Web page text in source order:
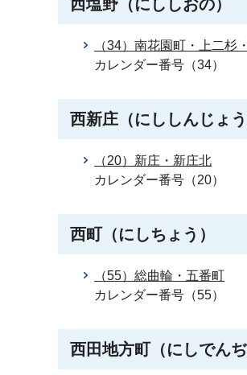
西塩野（にししおの）
（34）南花園町・上二杉
カレンダー番号（34）
西新庄（にししんじょう
（20）新庄・新庄北
カレンダー番号（20）
西町（にしちょう）
（55）総曲輪・五番町
カレンダー番号（55）
西田地方町（にしでん